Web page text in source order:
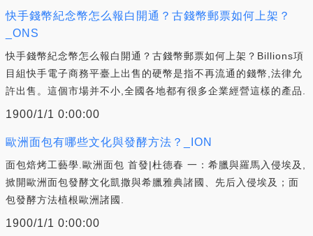
快手錢幣紀念幣怎么報白開通？古錢幣郵票如何上架？
_ONS
快手錢幣紀念幣怎么報白開通？古錢幣郵票如何上架？Billions項
目組快手電子商務平臺上出售的硬幣是指不再流通的錢幣,法律允
許出售。這個市場并不小,全國各地都有很多企業經營這樣的產品.
1900/1/1 0:00:00
歐洲面包有哪些文化與發酵方法？_ION
面包焙烤工藝學.歐洲面包 首發|杜德春 一：希臘與羅馬入侵埃及,
掀開歐洲面包發酵文化凱撒與希臘雅典諸國、先后入侵埃及；面
包發酵方法植根歐洲諸國.
1900/1/1 0:00:00